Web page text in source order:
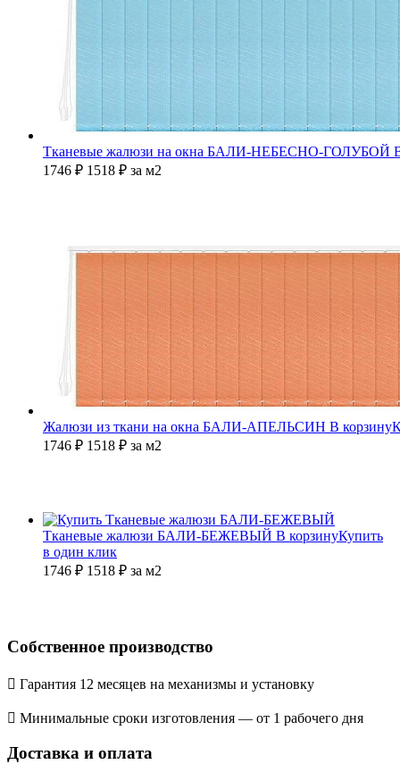
Тканевые жалюзи на окна БАЛИ-НЕБЕСНО-ГОЛУБОЙ
1746 ₽ 1518 ₽ за м2
Жалюзи из ткани на окна БАЛИ-АПЕЛЬСИН В корзину
1746 ₽ 1518 ₽ за м2
Тканевые жалюзи БАЛИ-БЕЖЕВЫЙ В корзинуКупить
в один клик
1746 ₽ 1518 ₽ за м2
Собственное производство
Гарантия 12 месяцев на механизмы и установку
Минимальные сроки изготовления — от 1 рабочего дня
Доставка и оплата